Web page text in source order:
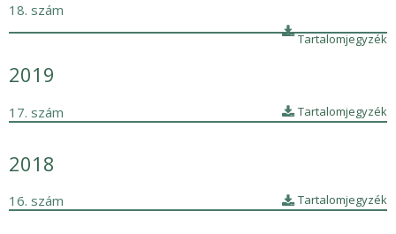
18. szám
Tartalomjegyzék
2019
17. szám Tartalomjegyzék
2018
16. szám Tartalomjegyzék